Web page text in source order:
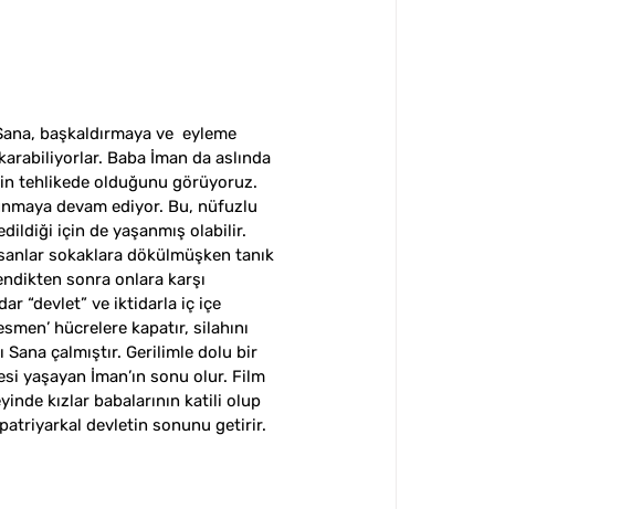
başkaldırmaya ve  eyleme
Baba İman da aslında
tehlikede olduğunu görüyoruz.
devam ediyor. Bu, nüfuzlu
için de yaşanmış olabilir.
sokaklara dökülmüşken tanık
sonra onlara karşı
“devlet” ve iktidarla iç içe
hücrelere kapatır, silahını
çalmıştır. Gerilimle dolu bir
yaşayan İman’ın sonu olur. Film
kızlar babalarının katili olup
devletin sonunu getirir.